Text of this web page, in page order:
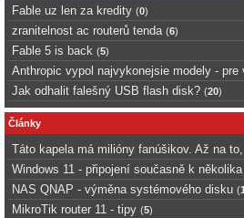
Fable uz len za kredity (0)
zranitelnost ac routerů tenda (6)
Fable 5 is back (5)
Anthropic vypol najvykonejsie modely - pre
Jak odhalit falešný USB flash disk? (20)
Články
Táto kapela má milióny fanúšikov. Až na
Windows 11 - připojení současně k
NAS QNAP - výměna systémového disku (
MikroTik router 11 - tipy (5)